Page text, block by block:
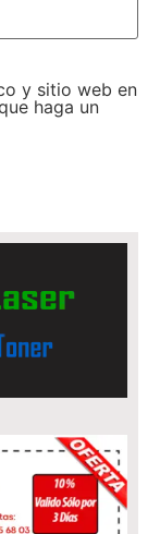
y sitio web en
haga un